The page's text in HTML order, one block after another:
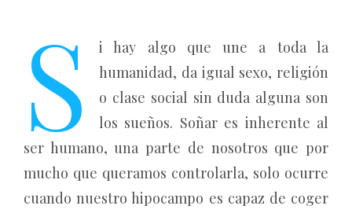
S
i hay algo que une a toda la
humanidad, da igual sexo, religión
o clase social sin duda alguna son
los sueños. Soñar es inherente al
ser humano, una parte de nosotros que por
mucho que queramos controlarla, solo ocurre
cuando nuestro hipocampo es capaz de coger